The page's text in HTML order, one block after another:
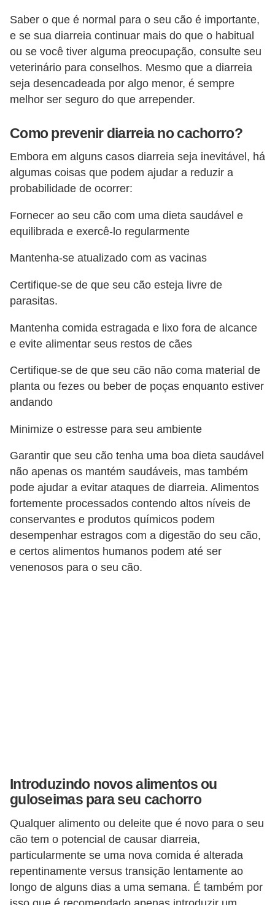
Saber o que é normal para o seu cão é importante,
e se sua diarreia continuar mais do que o habitual
ou se você tiver alguma preocupação, consulte seu
veterinário para conselhos. Mesmo que a diarreia
seja desencadeada por algo menor, é sempre
melhor ser seguro do que arrepender.
Como prevenir diarreia no cachorro?
Embora em alguns casos diarreia seja inevitável, há
algumas coisas que podem ajudar a reduzir a
probabilidade de ocorrer:
Fornecer ao seu cão com uma dieta saudável e
equilibrada e exercê-lo regularmente
Mantenha-se atualizado com as vacinas
Certifique-se de que seu cão esteja livre de
parasitas.
Mantenha comida estragada e lixo fora de alcance
e evite alimentar seus restos de cães
Certifique-se de que seu cão não coma material de
planta ou fezes ou beber de poças enquanto estiver
andando
Minimize o estresse para seu ambiente
Garantir que seu cão tenha uma boa dieta saudável
não apenas os mantém saudáveis, mas também
pode ajudar a evitar ataques de diarreia. Alimentos
fortemente processados ​​contendo altos níveis de
conservantes e produtos químicos podem
desempenhar estragos com a digestão do seu cão,
e certos alimentos humanos podem até ser
venenosos para o seu cão.
Introduzindo novos alimentos ou
guloseimas para seu cachorro
Qualquer alimento ou deleite que é novo para o seu
cão tem o potencial de causar diarreia,
particularmente se uma nova comida é alterada
repentinamente versus transição lentamente ao
longo de alguns dias a uma semana. É também por
x
e
s
o
n
a
m
e
n
t
s
é
p
t
e
i
a
n
f
b
o
r
a
n
i
m